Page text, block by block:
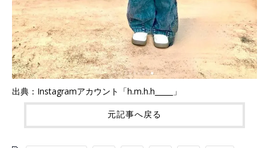
出典：Instagramアカウント「h.m.h.h_____」
元記事へ戻る